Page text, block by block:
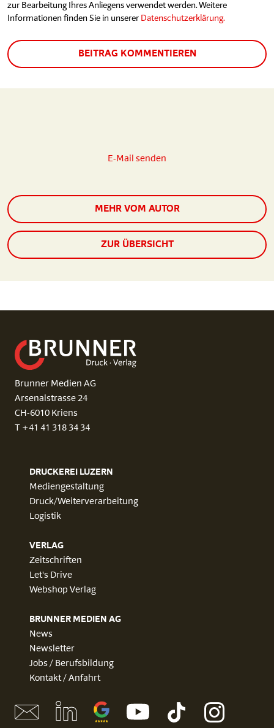
zur Bearbeitung Ihres Anliegens verwendet werden. Weitere
Informationen finden Sie in unserer Datenschutzerklärung.
BEITRAG KOMMENTIEREN
E-Mail senden
MEHR VOM AUTOR
ZUR ÜBERSICHT
Brunner Medien AG
Arsenalstrasse 24
CH-6010 Kriens
T +41 41 318 34 34
DRUCKEREI LUZERN
Mediengestaltung
Druck/Weiterverarbeitung
Logistik
VERLAG
Zeitschriften
Let's Drive
Webshop Verlag
BRUNNER MEDIEN AG
News
Newsletter
Jobs / Berufsbildung
Kontakt / Anfahrt